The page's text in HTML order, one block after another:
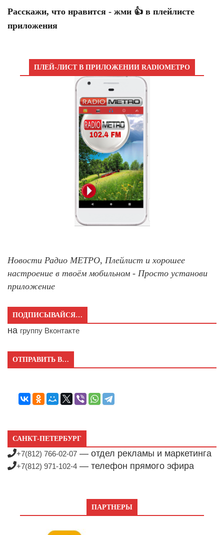
Расскажи, что нравится - жми 👍 в плейлисте
приложения
ПЛЕЙ-ЛИСТ В ПРИЛОЖЕНИИ RADIOМЕТРО
Новости Радио МЕТРО, Плейлист и хорошее
настроение в твоём мобильном - Просто установи
приложение
ПОДПИСЫВАЙСЯ…
на группу Вконтакте
ОТПРАВИТЬ В…
САНКТ-ПЕТЕРБУРГ
+7(812) 766-02-07 — отдел рекламы и маркетинга
+7(812) 971-102-4 — телефон прямого эфира
ПАРТНЕРЫ